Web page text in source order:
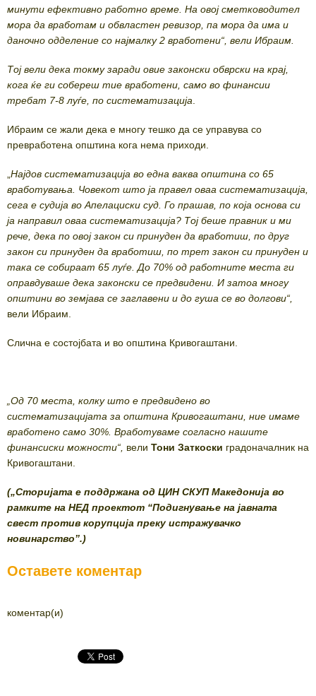
минути ефективно работно време. На овој сметководител
мора да вработам и обвластен ревизор, па мора да има и
даночно одделение со најмалку 2 вработени“, вели Ибраим.
Тој вели дека токму заради овие законски обврски на крај,
кога ќе ги собереш тие вработени, само во финансии
требат 7-8 луѓе, по систематизација
Ибраим се жали дека е многу тешко да се управува со
превработена општина кога нема приходи.
Најдов систематизација во една ваква општина со 65
вработувања. Човекот што ја правел оваа систематизација,
сега е судија во Апелациски суд. Го прашав, по која основа си
ја направил оваа систематизација? Тој беше правник и ми
рече, дека по овој закон си принуден да вработиш, по друг
закон си принуден да вработиш, по трет закон си принуден и
така се собираат 65 луѓе. До 70% од работните места ги
оправдуваше дека законски се предвидени. И затоа многу
општини во земјава се заглавени и до гуша се во долгови“,
вели Ибраим.
Слична е состојбата и во општина Кривогаштани.
„Од 70 места, колку што е предвидено во
систематизацијата за општина Кривогаштани, ние имаме
вработено само 30%. Вработуваме согласно нашите
финансиски можности“, вели Тони Заткоски градоначалник на
Кривогаштани.
(„Сторијата е поддржана од ЦИН СКУП Македонија во
рамките на НЕД проектот “Подигнување на јавната
свест против корупција преку истражувачко
новинарство”.)
Оставете коментар
коментар(и)